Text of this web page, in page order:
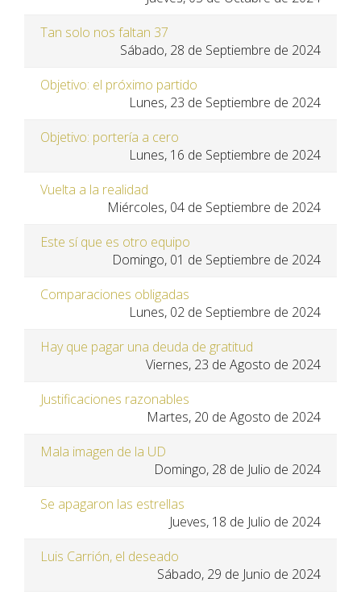
Tan solo nos faltan 37
Sábado, 28 de Septiembre de 2024
Objetivo: el próximo partido
Lunes, 23 de Septiembre de 2024
Objetivo: portería a cero
Lunes, 16 de Septiembre de 2024
Vuelta a la realidad
Miércoles, 04 de Septiembre de 2024
Este sí que es otro equipo
Domingo, 01 de Septiembre de 2024
Comparaciones obligadas
Lunes, 02 de Septiembre de 2024
Hay que pagar una deuda de gratitud
Viernes, 23 de Agosto de 2024
Justificaciones razonables
Martes, 20 de Agosto de 2024
Mala imagen de la UD
Domingo, 28 de Julio de 2024
Se apagaron las estrellas
Jueves, 18 de Julio de 2024
Luis Carrión, el deseado
Sábado, 29 de Junio de 2024